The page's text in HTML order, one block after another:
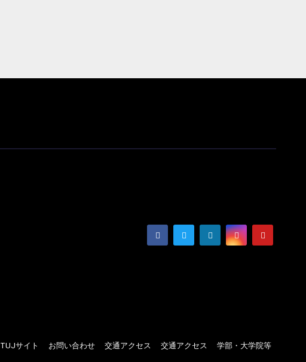
TUJサイト お問い合わせ 交通アクセス 交通アクセス 学部・大学院等